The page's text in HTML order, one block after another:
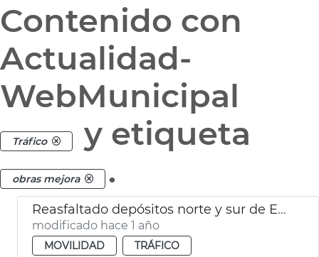
Contenido con
Actualidad-
WebMunicipal
Tráfico y etiqueta
obras mejora .
Reasfaltado depósitos norte y sur de EMT
modificado hace 1 año
MOVILIDAD
TRÁFICO